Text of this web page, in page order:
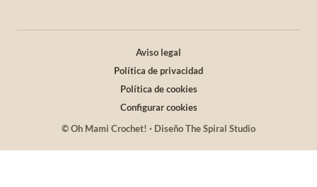
Aviso legal
Política de privacidad
Política de cookies
Configurar cookies
© Oh Mami Crochet! · Diseño The Spiral Studio